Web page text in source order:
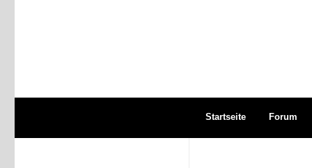
Startseite Forum